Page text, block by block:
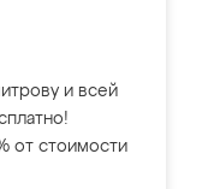
и всей
от стоимости